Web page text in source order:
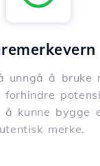
unngå å bruke
å kunne bygge
merke.